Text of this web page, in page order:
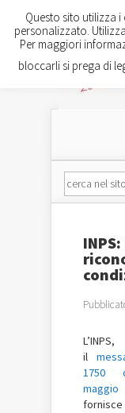
il
1750
fornisce
Questo sito utilizza
personalizzato.
Per maggiori
bloccarli si prega di